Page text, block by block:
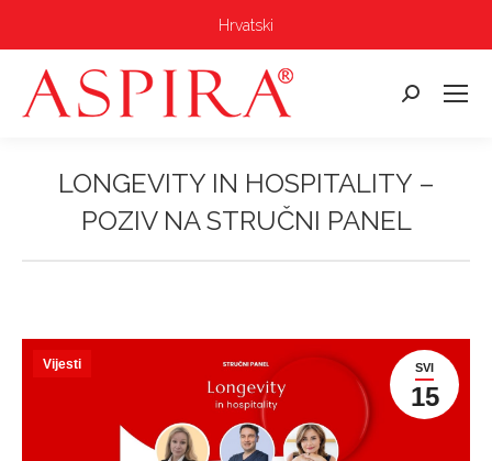
Hrvatski
Pretraga:
LONGEVITY IN HOSPITALITY –
POZIV NA STRUČNI PANEL
SVI
15
Vijesti